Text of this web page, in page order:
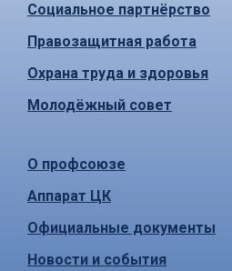
Социальное партнёрство
Правозащитная работа
Охрана труда и здоровья
Молодёжный совет
О профсоюзе
Аппарат ЦК
Официальные документы
Новости и события